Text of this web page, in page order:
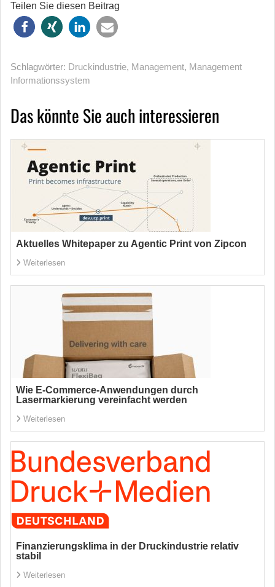
Teilen Sie diesen Beitrag
Schlagwörter: Druckindustrie, Management, Management
Informations­system
Das könnte Sie auch interessieren
Aktuelles Whitepaper zu Agentic Print von Zipcon
Weiterlesen
Wie E-Commerce-Anwendungen durch
Lasermarkierung vereinfacht werden
Weiterlesen
Finanzierungsklima in der Druckindustrie relativ
stabil
Weiterlesen